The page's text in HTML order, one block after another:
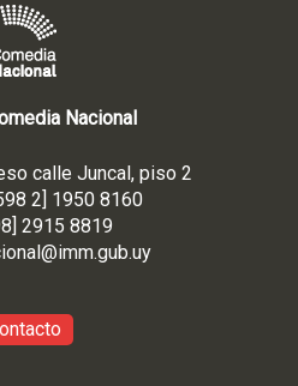
Nacional
calle Juncal, piso 2
2] 1950 8160
2915 8819
.uy